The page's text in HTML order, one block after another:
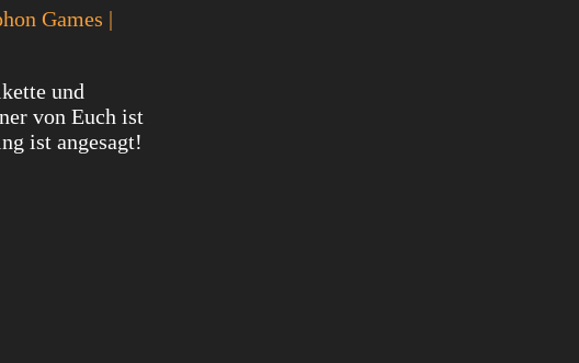
Games |
und
von Euch ist
ist angesagt!